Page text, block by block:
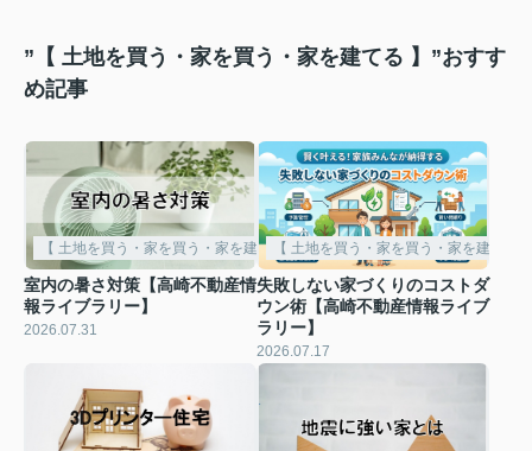
”【 土地を買う・家を買う・家を建てる 】”おすす
め記事
【 土地を買う・家を買う・家を建てる 】
室内の暑さ対策【高崎不動産情
報ライブラリー】
2026.07.31
【 土地を買う・家を買う・家を建てる
失敗しない家づくりのコストダ
ウン術【高崎不動産情報ライブ
ラリー】
2026.07.17